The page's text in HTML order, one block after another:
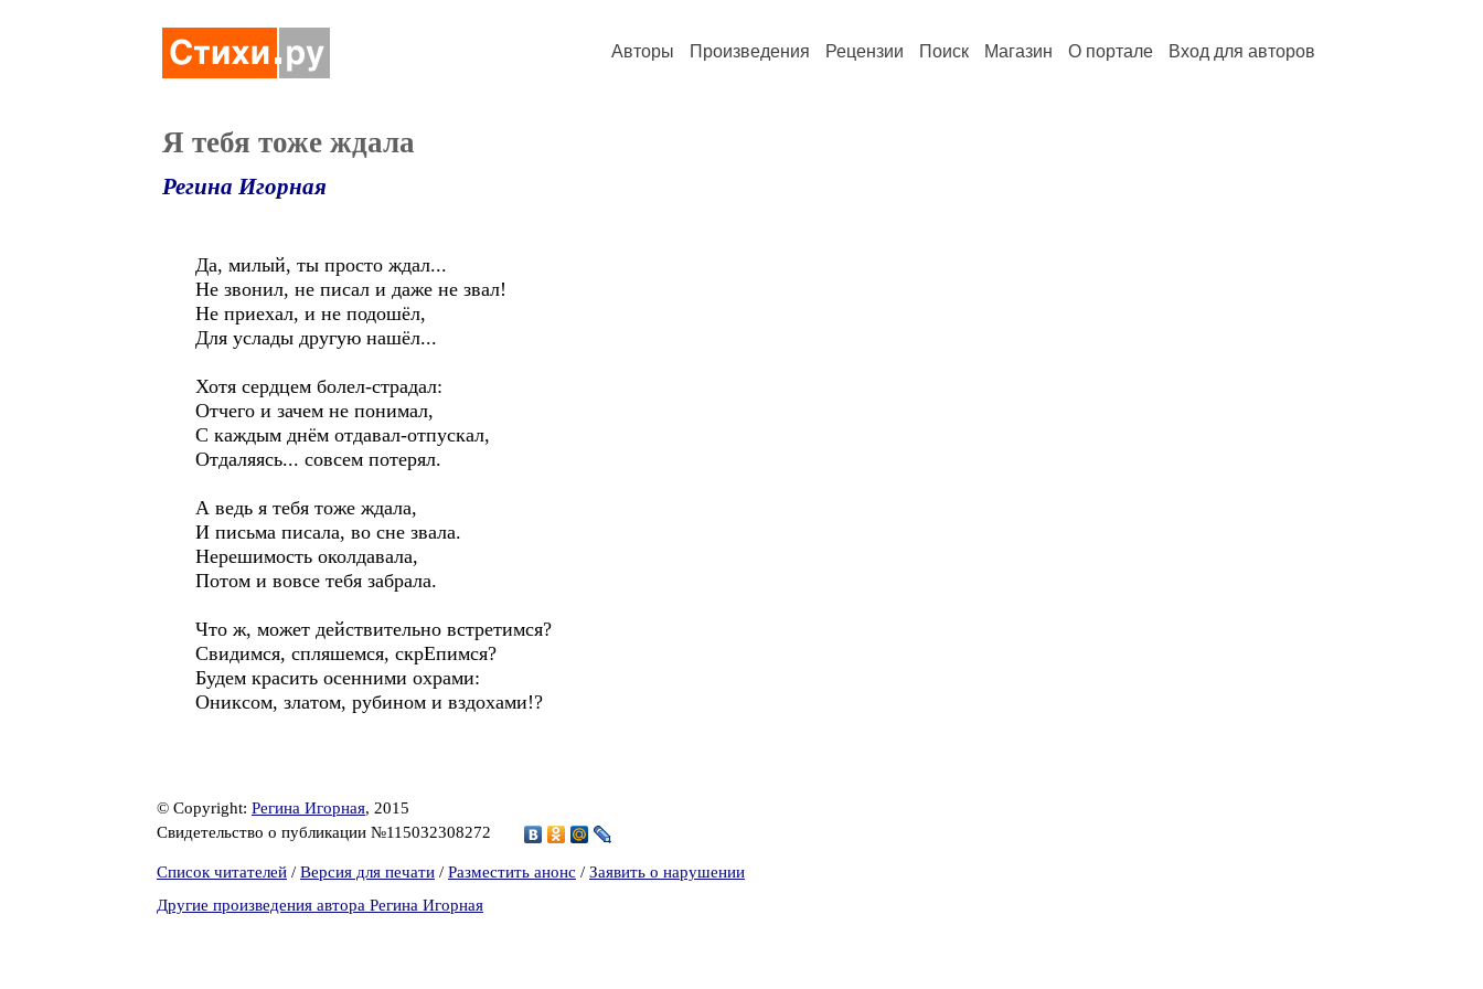
Авторы Произведения Рецензии Поиск Магазин О портале Вход для авторов
Я тебя тоже ждала
Регина Игорная
Да, милый, ты просто ждал...
Не звонил, не писал и даже не звал!
Не приехал, и не подошёл,
Для услады другую нашёл...
Хотя сердцем болел-страдал:
Отчего и зачем не понимал,
С каждым днём отдавал-отпускал,
Отдаляясь... совсем потерял.
А ведь я тебя тоже ждала,
И письма писала, во сне звала.
Нерешимость околдавала,
Потом и вовсе тебя забрала.
Что ж, может действительно встретимся?
Свидимся, спляшемся, скрЕпимся?
Будем красить осенними охрами:
Ониксом, златом, рубином и вздохами!?
© Copyright: Регина Игорная, 2015
Свидетельство о публикации №115032308272
Список читателей / Версия для печати / Разместить анонс / Заявить о нарушении
Другие произведения автора Регина Игорная